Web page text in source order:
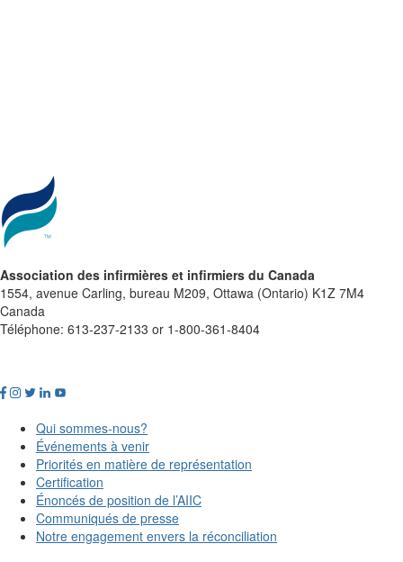
Association des infirmières et infirmiers du Canada
1554, avenue Carling, bureau M209, Ottawa (Ontario) K1Z 7M4
Canada
Téléphone: 613-237-2133 or 1-800-361-8404
Qui sommes-nous?
Événements à venir
Priorités en matière de représentation
Certification
Énoncés de position de l’AIIC
Communiqués de presse
Notre engagement envers la réconciliation